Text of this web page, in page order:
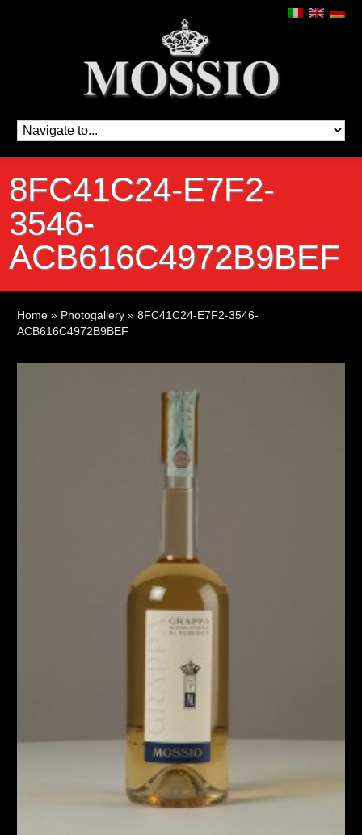
8FC41C24-E7F2-
3546-
ACB616C4972B9BEF
Home » Photogallery » 8FC41C24-E7F2-3546-
ACB616C4972B9BEF